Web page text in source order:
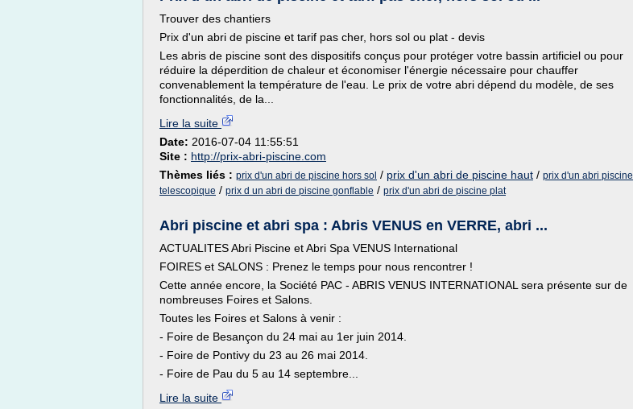
Trouver des chantiers
Prix d'un abri de piscine et tarif pas cher, hors sol ou plat - devis
Les abris de piscine sont des dispositifs conçus pour protéger votre bassin artificiel ou pour
réduire la déperdition de chaleur et économiser l'énergie nécessaire pour chauffer
convenablement la température de l'eau. Le prix de votre abri dépend du modèle, de ses
fonctionnalités, de la...
Lire la suite
Date: 2016-07-04 11:55:51
Site : http://prix-abri-piscine.com
Thèmes liés : prix d'un abri de piscine hors sol / prix d'un abri de piscine haut / prix d'un abri piscine
telescopique / prix d un abri de piscine gonflable / prix d'un abri de piscine plat
Abri piscine et abri spa : Abris VENUS en VERRE, abri ...
ACTUALITES Abri Piscine et Abri Spa VENUS International
FOIRES et SALONS : Prenez le temps pour nous rencontrer !
Cette année encore, la Société PAC - ABRIS VENUS INTERNATIONAL sera présente sur de
nombreuses Foires et Salons.
Toutes les Foires et Salons à venir :
- Foire de Besançon du 24 mai au 1er juin 2014.
- Foire de Pontivy du 23 au 26 mai 2014.
- Foire de Pau du 5 au 14 septembre...
Lire la suite